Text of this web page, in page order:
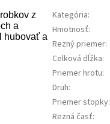
z
a
hubovať a
Kategória:
Hmotnosť:
Rezný priemer:
Celková dĺžka:
Priemer hrotu:
Druh:
Priemer stopky:
Rezná časť: